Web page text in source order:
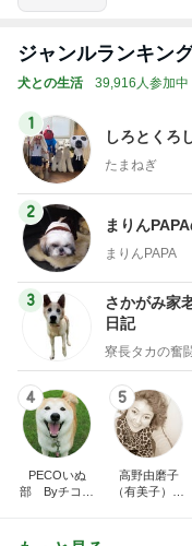
ジャンルランキン
犬との生活 39,916人参加中
1
しろとくろ
たまねぎ
2
まりん
まりんPAPA
3
さかがみ家
日記
寮長タカの奮
4
PECOいぬ
部 Byチコマ
5
高野由磨子
（有美子）の